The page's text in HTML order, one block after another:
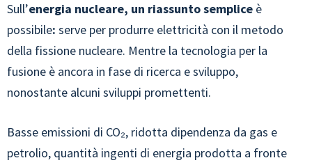
Sull’energia nucleare, un riassunto semplice è
possibile: serve per produrre elettricità con il metodo
della fissione nucleare. Mentre la tecnologia per la
fusione è ancora in fase di ricerca e sviluppo,
nonostante alcuni sviluppi promettenti.
Basse emissioni di CO₂, ridotta dipendenza da gas e
petrolio, quantità ingenti di energia prodotta a fronte